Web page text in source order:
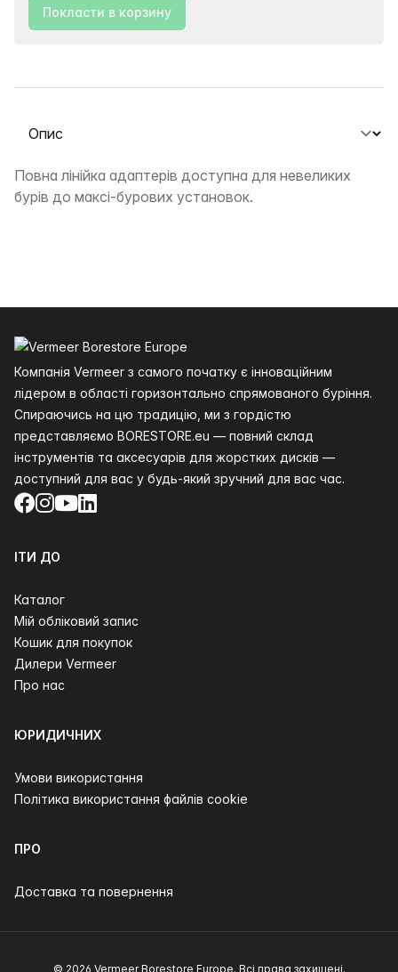
Покласти в корзину
Виберіть вкладку
Опис
Повна лінійка адаптерів доступна для невеликих
бурів до максі-бурових установок.
Компанія Vermeer з самого початку є інноваційним
лідером в області горизонтально спрямованого буріння.
Спираючись на цю традицію, ми з гордістю
представляємо BORESTORE.eu — повний склад
інструментів та аксесуарів для жорстких дисків —
доступний для вас у будь-який зручний для вас час.
Facebook
Instagram
YouTube
LinkedIn
ІТИ ДО
Каталог
Мій обліковий запис
Кошик для покупок
Дилери Vermeer
Про нас
ЮРИДИЧНИХ
Умови використання
Політика використання файлів cookie
ПРО
Доставка та повернення
© 2026 Vermeer Borestore Europe. Всі права захищені.